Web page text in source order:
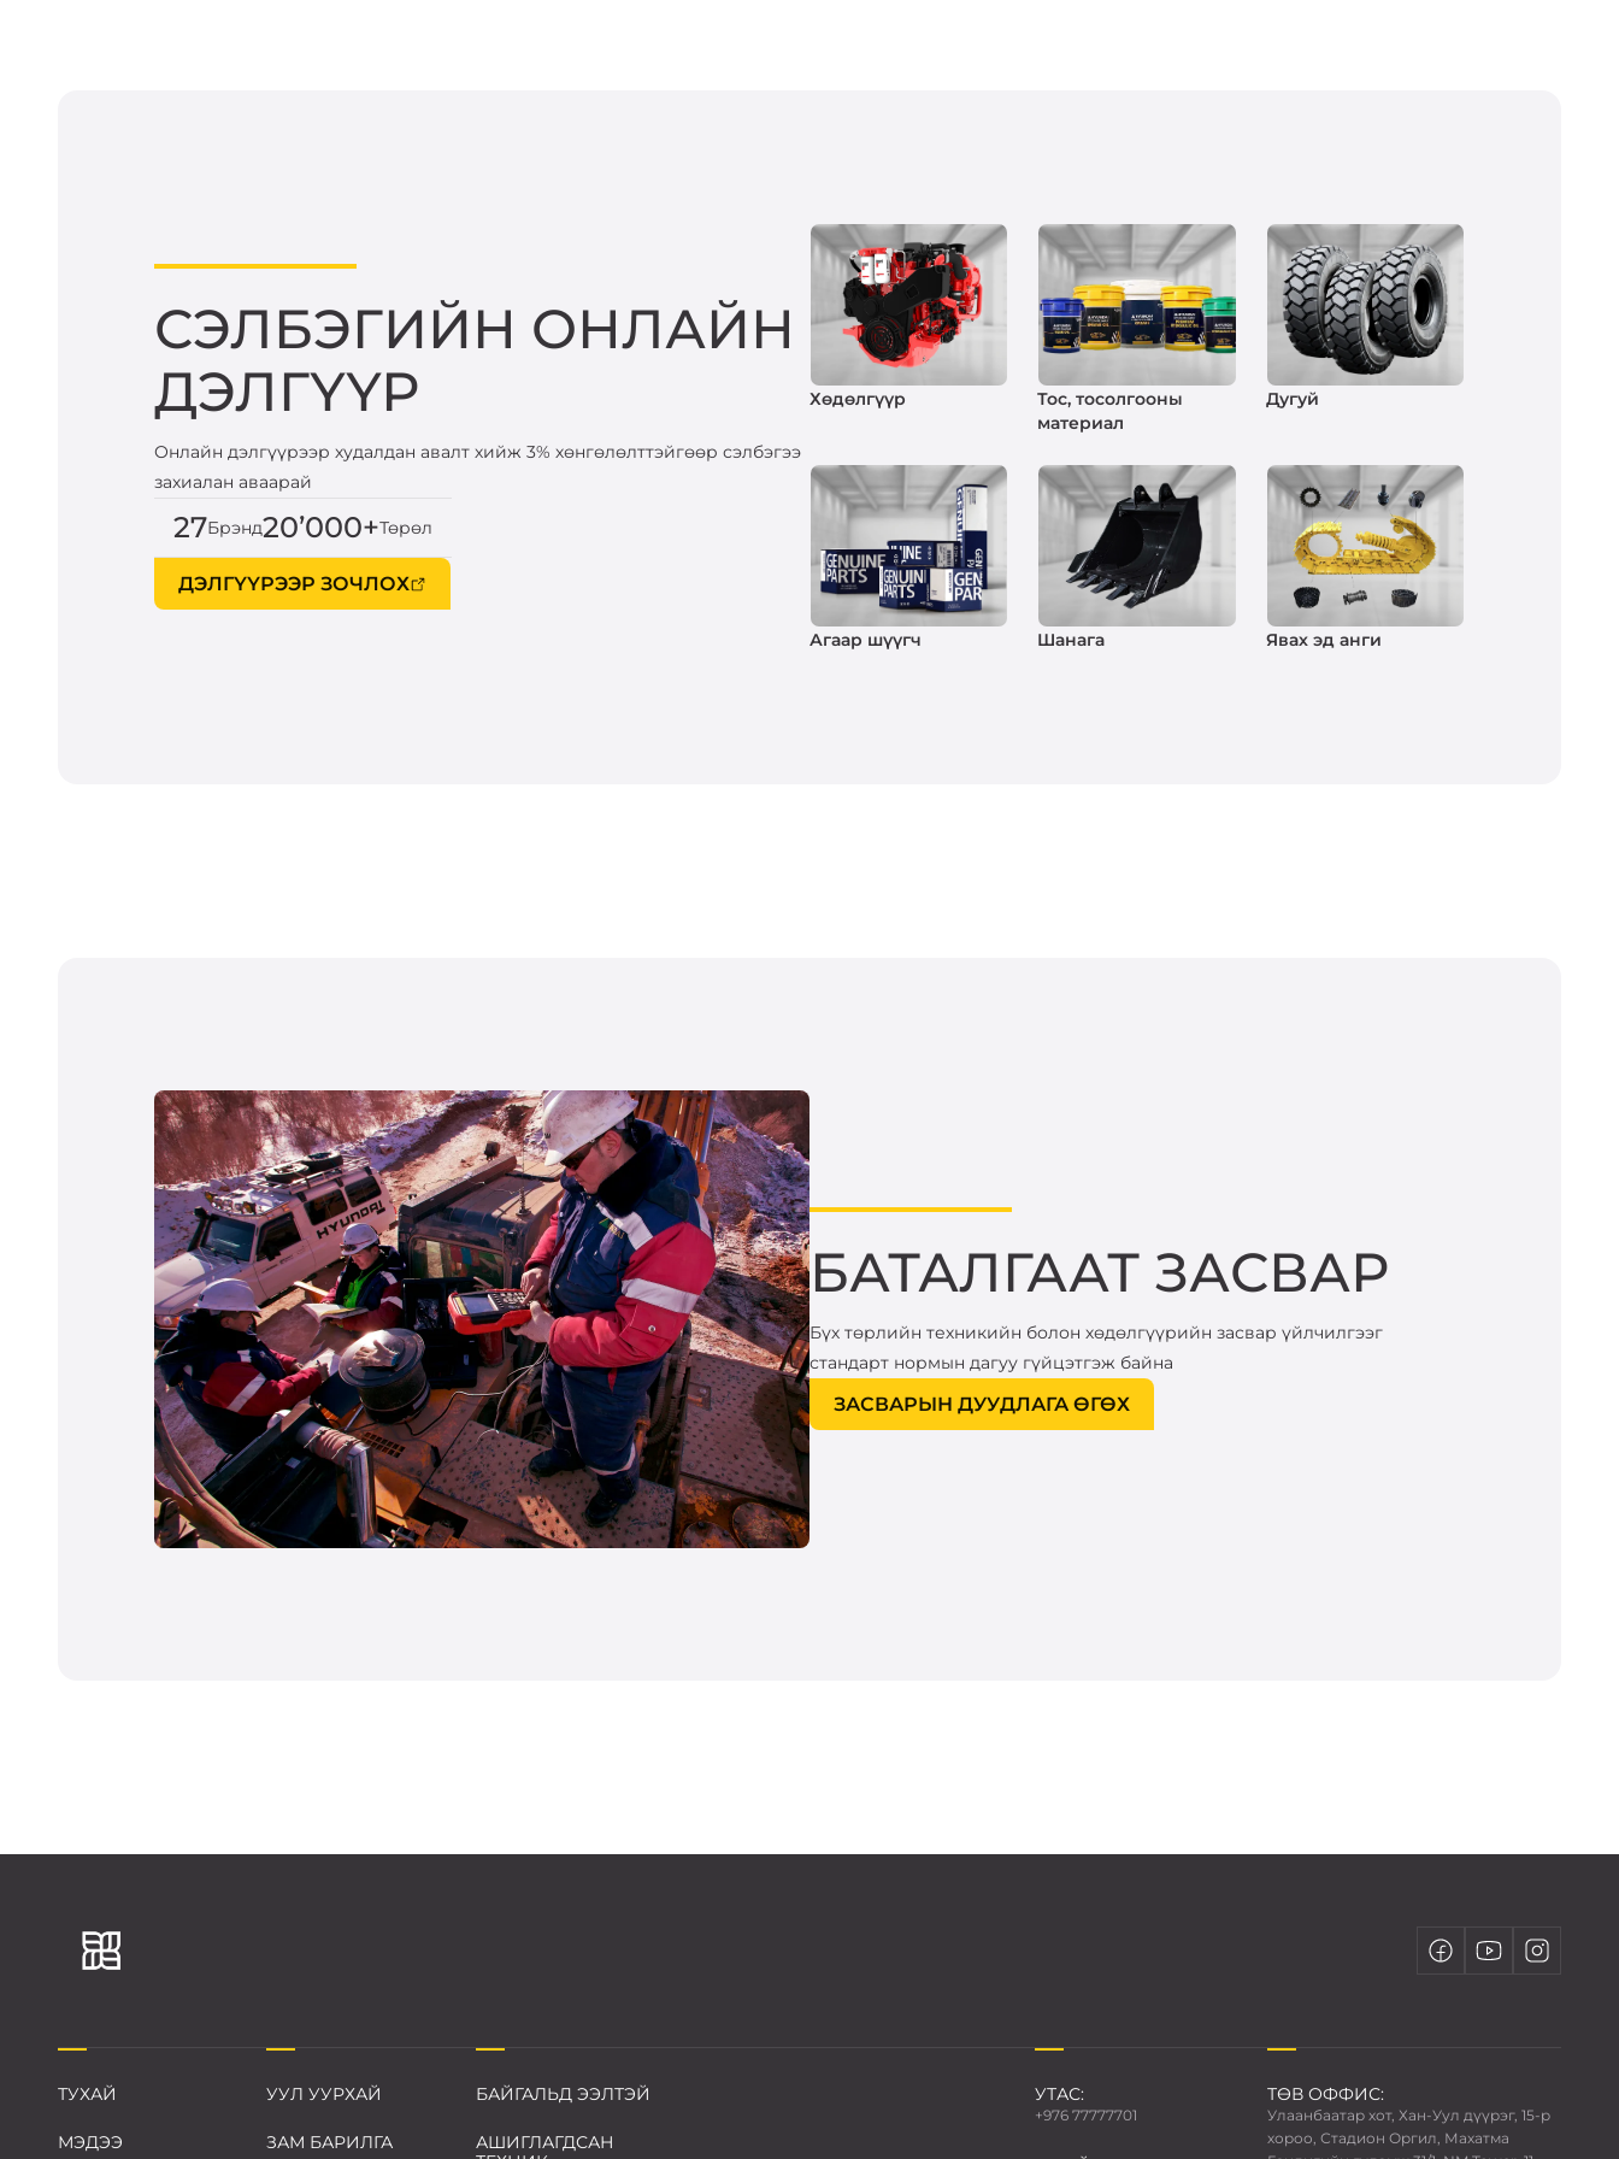
СЭЛБЭГИЙН ОНЛАЙН
ДЭЛГҮҮР
Онлайн дэлгүүрээр худалдан авалт хийж 3% хөнгөлөлттэйгөөр сэлбэгээ
захиалан аваарай
27Брэнд20’000+Төрөл
ДЭЛГҮҮРЭЭР ЗОЧЛОХ
Хөдөлгүүр
Тос, тосолгооны
материал
Дугуй
Агаар шүүгч Шанага Явах эд анги
БАТАЛГААТ ЗАСВАР
Бүх төрлийн техникийн болон хөдөлгүүрийн засвар үйлчилгээг
стандарт нормын дагуу гүйцэтгэж байна
ЗАСВАРЫН ДУУДЛАГА ӨГӨХ
ТУХАЙ
МЭДЭЭ
УУЛ УУРХАЙ
ЗАМ БАРИЛГА
БАЙГАЛЬД ЭЭЛТЭЙ
АШИГЛАГДСАН
УТАС:
+976 77777701
ТӨВ ОФФИС:
Улаанбаатар хот, Хан-Уул дүүрэг, 15-р
хороо, Стадион Оргил, Махатма